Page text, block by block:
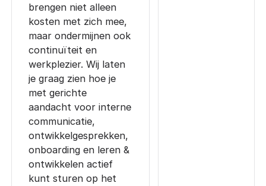
brengen niet alleen
kosten met zich mee,
maar ondermijnen ook
continuïteit en
werkplezier. Wij laten
je graag zien hoe je
met gerichte
aandacht voor interne
communicatie,
ontwikkelgesprekken,
onboarding en leren &
ontwikkelen actief
kunt sturen op het